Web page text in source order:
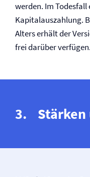
werden. Im
Kapitalauszahlung.
Alters erhält der
frei darüber verfügen.
Stärken